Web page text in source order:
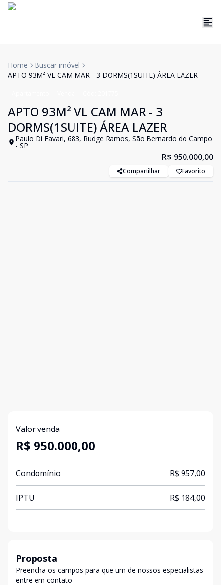
Home
Buscar imóvel
APTO 93M² VL CAM MAR - 3 DORMS(1SUITE) ÁREA LAZER
APTO 93M² VL CAM MAR - 3
DORMS(1SUITE) ÁREA LAZER
Paulo Di Favari, 683, Rudge Ramos, São Bernardo do Campo
- SP
R$ 950.000,00
Compartilhar Favorito
Valor venda
R$ 950.000,00
Condomínio R$ 957,00
IPTU R$ 184,00
Proposta
Preencha os campos para que um de nossos especialistas
entre em contato